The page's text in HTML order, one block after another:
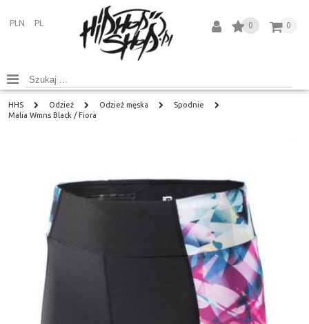
PLN PL 0
0
HHS Odzież Odzież męska
Spodnie
Malia Wmns Black / Fiora